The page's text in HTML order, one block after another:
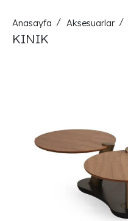
Anasayfa Aksesuarlar
KINIK